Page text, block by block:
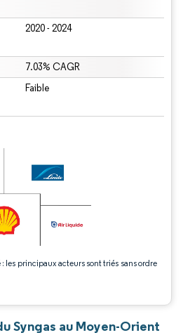
2020 - 2024
7.03% CAGR
Faible
les principaux acteurs sont triés sans ordre
La réutilisation nécessite une attribution sous CC
Syngas au Moyen-Orient